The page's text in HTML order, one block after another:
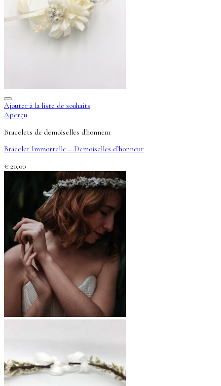
Ajouter à la liste de souhaits
Aperçu
Bracelets de demoiselles d'honneur
Bracelet Immortelle – Demoiselles d’honneur
€ 20,00